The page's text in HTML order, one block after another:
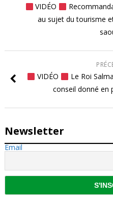
VIDÉO
au sujet du tourisme
VIDÉO
Le Roi
conseil donné en
Newsletter
Email